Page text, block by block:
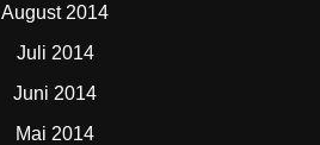
August 2014
Juli 2014
Juni 2014
Mai 2014